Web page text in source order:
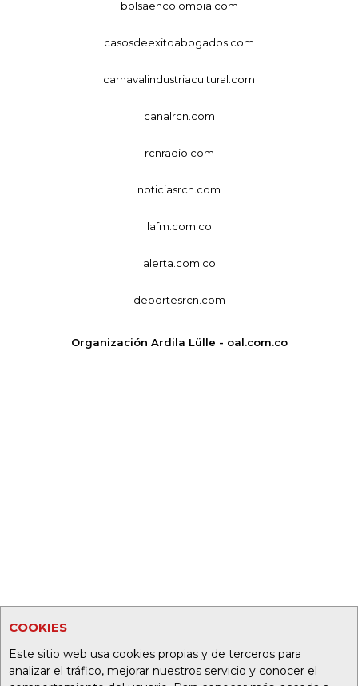
COOKIES
Este sitio web usa cookies propias y de terceros para
analizar el tráfico, mejorar nuestros servicio y conocer el
bolsaencolombia.com
casosdeexitoabogados.com
carnavalindustriacultural.com
canalrcn.com
rcnradio.com
noticiasrcn.com
lafm.com.co
alerta.com.co
deportesrcn.com
Organización Ardila Lülle - oal.com.co